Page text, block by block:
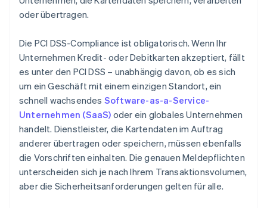
oder übertragen.
Die PCI DSS-Compliance ist obligatorisch. Wenn Ihr
Unternehmen Kredit- oder Debitkarten akzeptiert, fällt
es unter den PCI DSS – unabhängig davon, ob es sich
um ein Geschäft mit einem einzigen Standort, ein
schnell wachsendes Software-as-a-Service-
Unternehmen (SaaS) oder ein globales Unternehmen
handelt. Dienstleister, die Kartendaten im Auftrag
anderer übertragen oder speichern, müssen ebenfalls
die Vorschriften einhalten. Die genauen Meldepflichten
unterscheiden sich je nach Ihrem Transaktionsvolumen,
aber die Sicherheitsanforderungen gelten für alle.